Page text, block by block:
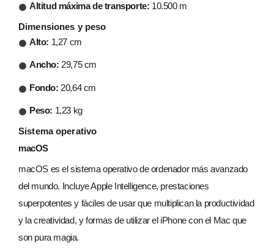
Altitud máxima de transporte: 10.500 m
Dimensiones y peso
Alto: 1,27 cm
Ancho: 29,75 cm
Fondo: 20,64 cm
Peso: 1,23 kg
Sistema operativo
macOS
macOS es el sistema operativo de ordenador más avanzado
del mundo. Incluye Apple Intelligence, prestaciones
superpotentes y fáciles de usar que multiplican la productividad
y la creatividad, y formas de utilizar el iPhone con el Mac que
son pura magia.